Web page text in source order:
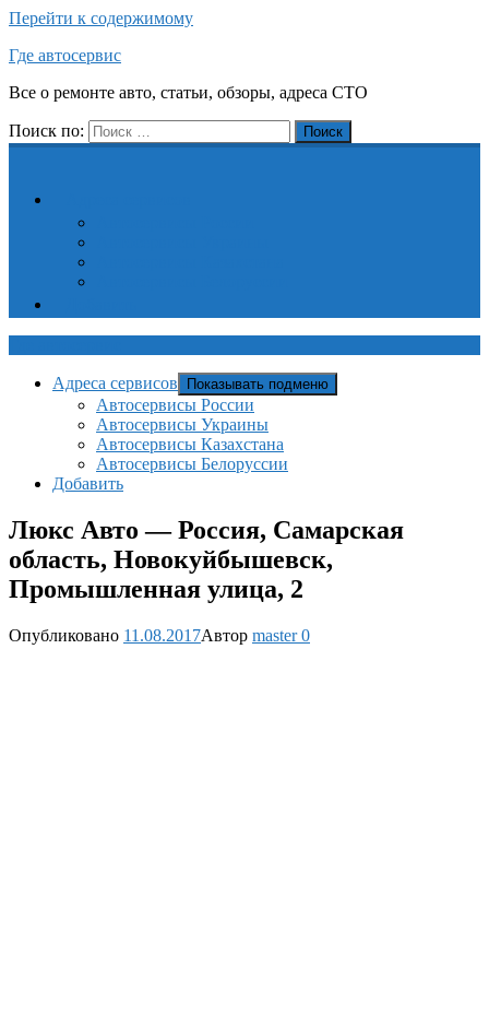
Перейти к содержимому
Где автосервис
Все о ремонте авто, статьи, обзоры, адреса СТО
Поиск по: Поиск
Адреса сервисов Показывать подменю
Автосервисы России
Автосервисы Украины
Автосервисы Казахстана
Автосервисы Белоруссии
Добавить
Люкс Авто — Россия, Самарская
область, Новокуйбышевск,
Промышленная улица, 2
Опубликовано 11.08.2017Автор master0